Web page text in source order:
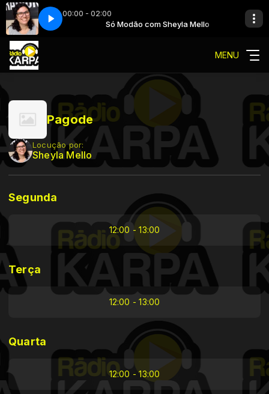
00:00 - 02:00
Mello Só Modão com Sheyla Mello
e Bee gees-Palavras Chitãozinho e Xororó e Bee gees-Palavras
MENU
Pagode
Locução por:
Sheyla Mello
Segunda
12:00 - 13:00
Terça
12:00 - 13:00
Quarta
12:00 - 13:00